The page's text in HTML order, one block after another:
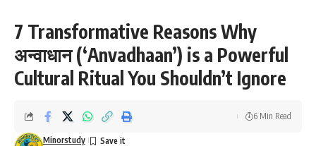
7 Transformative Reasons Why
अन्वाधान (‘Anvadhaan’) is a Powerful
Cultural Ritual You Shouldn’t Ignore
Minorstudy
6 Min Read